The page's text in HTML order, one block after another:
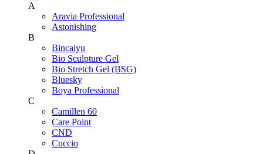
A
Aravia Professional
Astonishing
B
Bincaiyu
Bio Sculpture Gel
Bio Stretch Gel (BSG)
Bluesky
Boya Professional
C
Camillen 60
Care Point
CND
Cuccio